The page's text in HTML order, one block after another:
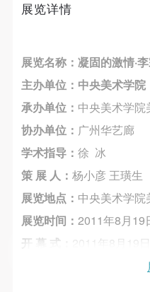
展览详情
展览名称：凝固的激情·
主办单位：中央美术学院
承办单位： 中央美术学院
协办单位： 广州华艺廊
学术指导： 徐 冰
策 展 人： 杨小彦 王璜生
展览地点： 中央美术学
展览时间： 2011年8月19
开 幕 式：
2011年8月19
负的原则。但活动有风
第二条
参加本次活动者必须遵
律、法规，必须遵循道
备以人为本、团结友爱
品质。
第三条
参加本次活动人员应该
能力的人，18周岁以上
同下参观。
第四条
励参加者自行购买人身
负的原则。但活动有风
第二条
参加本次活动者必须遵
律、法规，必须遵循道
备以人为本、团结友爱
品质。
第三条
参加本次活动人员应该
能力的人，18周岁以上
同下参观。
第四条
励参加者自行购买人身
负的原则。但活动有风
第二条
参加本次活动者必须遵
律、法规，必须遵循道
备以人为本、团结友爱
品质。
第三条
参加本次活动人员应该
能力的人，18周岁以上
同下参观。
第四条
励参加者自行购买人身